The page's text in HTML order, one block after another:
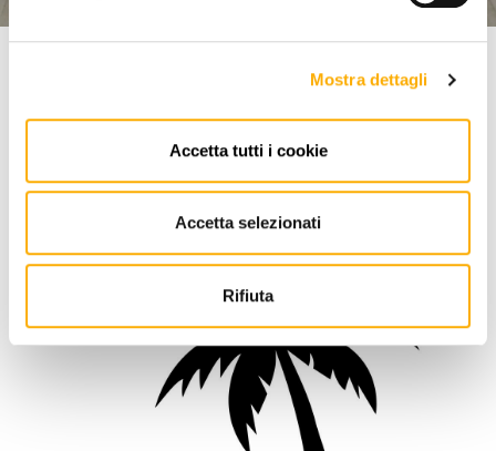
Mostra dettagli
Accetta tutti i cookie
Accetta selezionati
Rifiuta